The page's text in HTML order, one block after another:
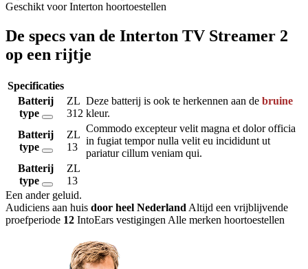
Geschikt voor Interton hoortoestellen
De specs van de Interton TV Streamer 2
op een rijtje
Specificaties
Batterij
type
ZL
312
Deze batterij is ook te herkennen aan de bruine
kleur.
Batterij
type
ZL
13
Commodo excepteur velit magna et dolor officia
in fugiat tempor nulla velit eu incididunt ut
pariatur cillum veniam qui.
Batterij
type
ZL
13
Een ander geluid.
Audiciens aan huis door heel Nederland Altijd een vrijblijvende
proefperiode 12 IntoEars vestigingen Alle merken hoortoestellen